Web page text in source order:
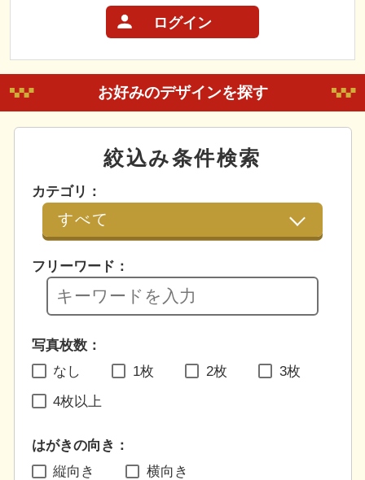
ログイン
お好みのデザインを探す
絞込み条件検索
カテゴリ：
フリーワード：
写真枚数：
なし
1枚 2枚 3枚
4枚以上
はがきの向き：
縦向き
横向き